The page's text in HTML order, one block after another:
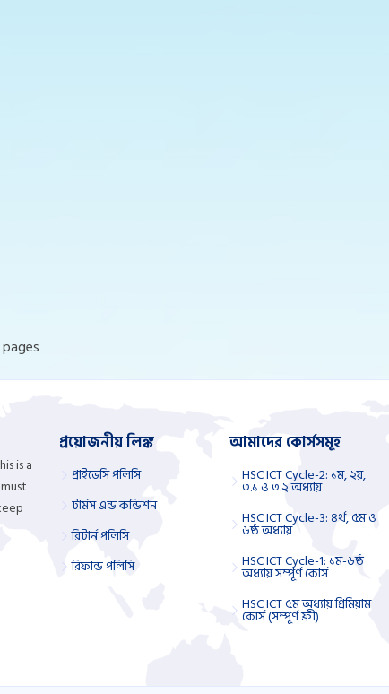
is a
প্রয়োজনীয় লিঙ্ক
প্রাইভেসি পলিসি
টার্মস এন্ড কন্ডিশন
রিটার্ন পলিসি
রিফান্ড পলিসি
আমাদের কোর্সসমূহ
HSC ICT Cycle-2: ১ম, ২য়,
৩.১ ও ৩.২ অধ্যায়
HSC ICT Cycle-3: ৪র্থ, ৫ম ও
৬ষ্ঠ অধ্যায়
HSC ICT Cycle-1: ১ম-৬ষ্ঠ
অধ্যায় সম্পূর্ণ কোর্স
HSC ICT ৫ম অধ্যায় প্রিমিয়াম
কোর্স (সম্পূর্ণ ফ্রী)